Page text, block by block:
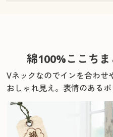
綿100%ここち
Vネックなのでインを合わ
おしゃれ見え。表情のあるポ